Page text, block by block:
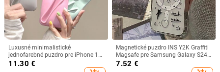
Luxusné minimalistické
jednofarebné puzdro pre iPhone 15
14 Plus 13 12 Mini 11 Pro Max, s
možnosťou inštalácie s krytom na
11.30 €
Magnetické puzdro INS Y2K Graffiti
Magsafe pre Samsung Galaxy S24
S23 S22 S21 S20 FE Plus Ultra 5G,
mäkké, priehľadné TPU puzdro
7.52 €